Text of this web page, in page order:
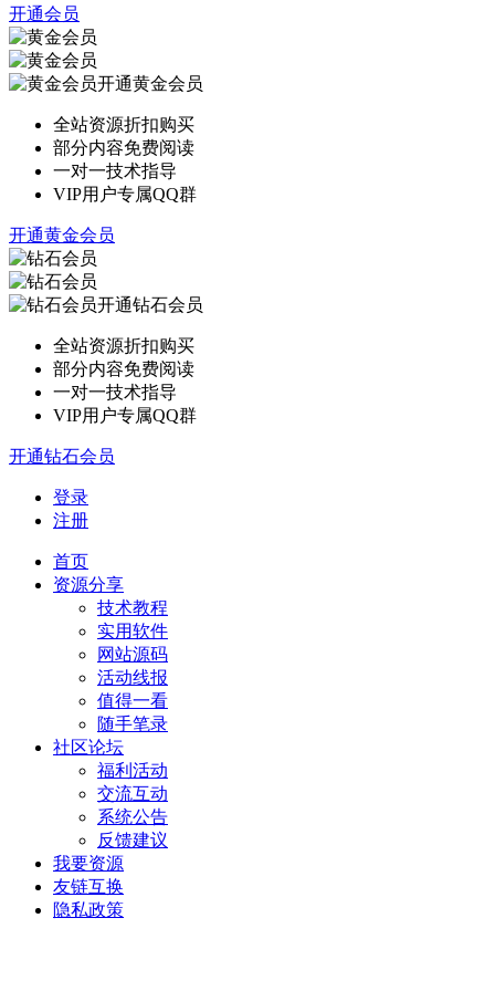
开通会员
开通黄金会员
全站资源折扣购买
部分内容免费阅读
一对一技术指导
VIP用户专属QQ群
开通黄金会员
开通钻石会员
全站资源折扣购买
部分内容免费阅读
一对一技术指导
VIP用户专属QQ群
开通钻石会员
登录
注册
首页
资源分享
技术教程
实用软件
网站源码
活动线报
值得一看
随手笔录
社区论坛
福利活动
交流互动
系统公告
反馈建议
我要资源
友链互换
隐私政策